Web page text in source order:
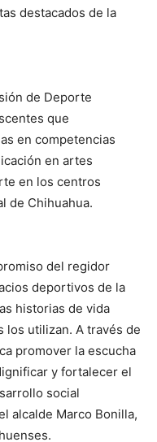
destacados de la
de Deporte
que
en competencias
en artes
en los centros
de Chihuahua.
del regidor
deportivos de la
historias de vida
los utilizan. A través de
promover la escucha
y fortalecer el
social
alcalde Marco Bonilla,